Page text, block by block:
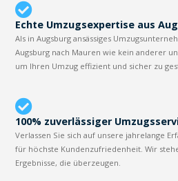
Echte Umzugsexpertise aus
Als in Augsburg ansässiges
Augsburg nach Mauren wie kein anderer
um Ihren Umzug effizient und sicher zu
100% zuverlässiger
Verlassen Sie sich auf unsere jahrelange
für höchste Kundenzufriedenheit. Wir
Ergebnisse, die überzeugen.